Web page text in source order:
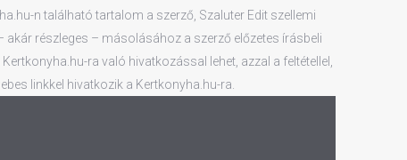
n található tartalom a szerző, Szaluter Edit szellemi
akár részleges – másolásához a szerző előzetes írásbeli
ra való hivatkozással lehet, azzal a feltétellel,
linkkel hivatkozik a Kertkonyha.hu-ra.